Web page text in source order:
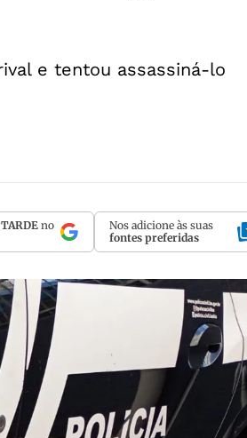
e tentou assassiná-lo
no
Nos adicione às suas
fontes preferidas